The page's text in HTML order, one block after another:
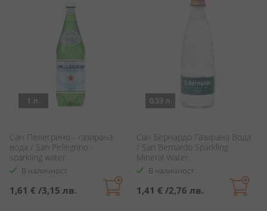
1 л.
Сан Пелегрино - газирана
вода / San Pellegrino -
sparkling water
В наличност
1,61 € /3,15 лв.
0.33 л.
Сан Бернардо Газирана Вода
/ San Bernardo Sparkling
Mineral Water
В наличност
1,41 € /2,76 лв.